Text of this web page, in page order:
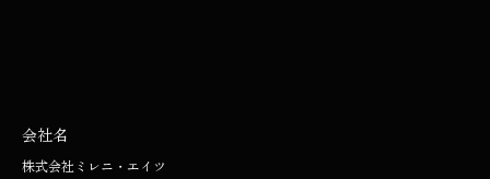
会社名
株式会社ミレニ・エイツ